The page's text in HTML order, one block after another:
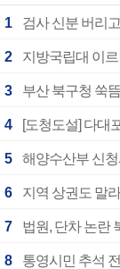
1
2 지방국립대 이르
3 부산 북구청 쑥
4 [도청도설] 다대
5 해양수산부 신
6 지역 상권도 말
7 법원, 단차 논란
8 통영시민 추석